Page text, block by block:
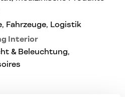
Fahrzeuge, Logistik
Interior
& Beleuchtung,